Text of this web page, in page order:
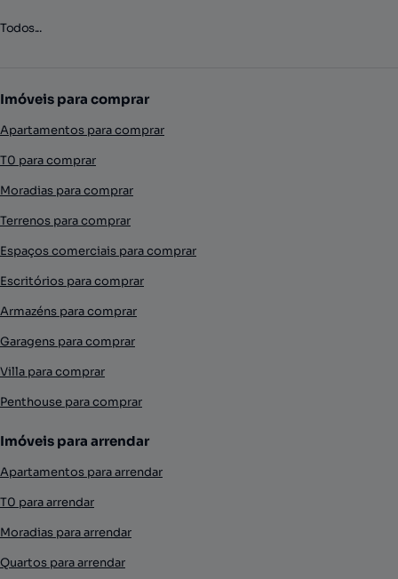
Todos...
Imóveis para comprar
Apartamentos para comprar
T0 para comprar
Moradias para comprar
Terrenos para comprar
Espaços comerciais para comprar
Escritórios para comprar
Armazéns para comprar
Garagens para comprar
Villa para comprar
Penthouse para comprar
Imóveis para arrendar
Apartamentos para arrendar
T0 para arrendar
Moradias para arrendar
Quartos para arrendar